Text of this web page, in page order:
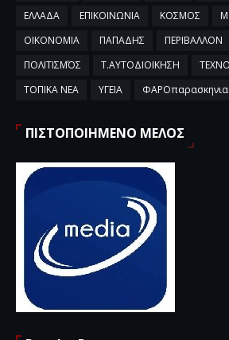
ΕΛΛΑΔΑ
ΕΠΙΚΟΙΝΩΝΙΑ ΚΟΣΜΟΣ
ΟΙΚΟΝΟΜΙΑ
ΠΑΠΑΔΗΣ ΠΕΡΙΒΑΛΛΟΝ
ΠΟΛΙΤΙΣΜΌΣ
Τ.ΑΥΤΟΔΙΟΙΚΗΣΗ
ΤΟΠΙΚΑ ΝΕΑ
ΥΓΕΙΑ
ΠΙΣΤΟΠΟΙΗΜΕΝΟ ΜΕΛΟΣ